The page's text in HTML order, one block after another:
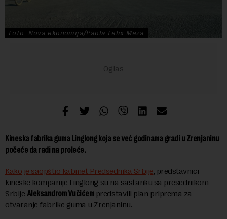
Foto: Nova ekonomija/Paola Felix Meza
Kineska fabrika guma Linglong koja se već godinama gradi u Zrenjaninu
počeće da radi na proleće.
Kako je saopštio kabinet Predsednika Srbije, predstavnici
kineske kompanije Linglong su na sastanku sa presednikom
Srbije Aleksandrom Vučićempredstavili plan priprema za
otvaranje fabrike guma u Zrenjaninu.